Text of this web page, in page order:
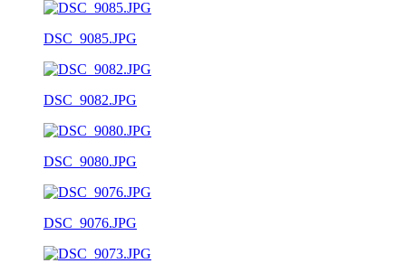
DSC_9085.JPG
DSC_9082.JPG
DSC_9080.JPG
DSC_9076.JPG